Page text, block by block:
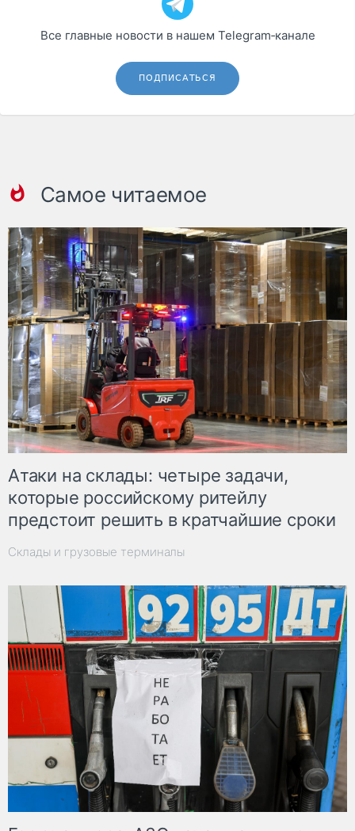
Спецтехника
Автосервис,
Топливо, масла и
автохимия
Все главные новости в нашем Telegram‑канале
ПОДПИСАТЬСЯ
Самое читаемое
Атаки на склады: четыре задачи,
которые российскому ритейлу
предстоит решить в кратчайшие сроки
Склады и грузовые терминалы